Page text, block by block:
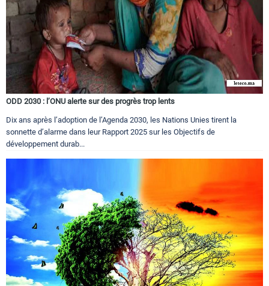
ODD 2030 : l’ONU alerte sur des progrès trop lents
Dix ans après l’adoption de l’Agenda 2030, les Nations Unies tirent la
sonnette d’alarme dans leur Rapport 2025 sur les Objectifs de
développement durab...